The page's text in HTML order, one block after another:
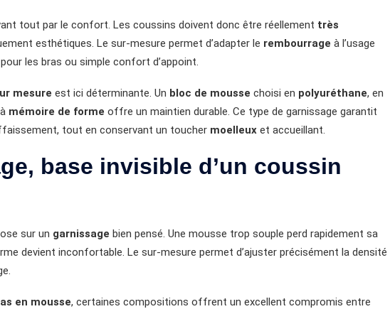
tout par le confort. Les coussins doivent donc être réellement très
esthétiques. Le sur-mesure permet d’adapter le rembourrage à l’usage
les bras ou simple confort d’appoint.
mesure est ici déterminante. Un bloc de mousse choisi en polyuréthane, en
mémoire de forme offre un maintien durable. Ce type de garnissage garantit
tout en conservant un toucher moelleux et accueillant.
base invisible d’un coussin
sur un garnissage bien pensé. Une mousse trop souple perd rapidement sa
devient inconfortable. Le sur-mesure permet d’ajuster précisément la densité
en mousse, certaines compositions offrent un excellent compromis entre